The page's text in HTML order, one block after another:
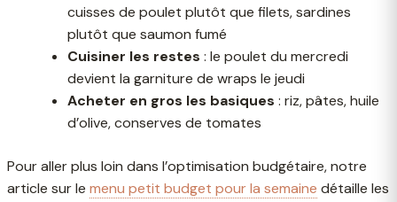
cuisses de poulet plutôt que filets, sardines
plutôt que saumon fumé
Cuisiner les restes : le poulet du mercredi
devient la garniture de wraps le jeudi
Acheter en gros les basiques : riz, pâtes, huile
d’olive, conserves de tomates
Pour aller plus loin dans l’optimisation budgétaire, notre
article sur le menu petit budget pour la semaine détaille les